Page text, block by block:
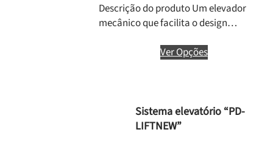
Descrição do produto Um elevador
mecânico que facilita o design…
Ver Opções
Sistema elevatório “PD-
LIFTNEW”